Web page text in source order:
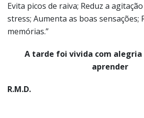
Evita picos de raiva; Reduz a
stress; Aumenta as boas sensações;
memórias.”
A tarde foi vivida com alegria
aprender
R.M.D.